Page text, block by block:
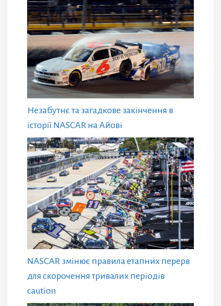
Незабутнє та загадкове закінчення в
історії NASCAR на Айові
NASCAR змінює правила етапних перерв
для скорочення тривалих періодів
caution